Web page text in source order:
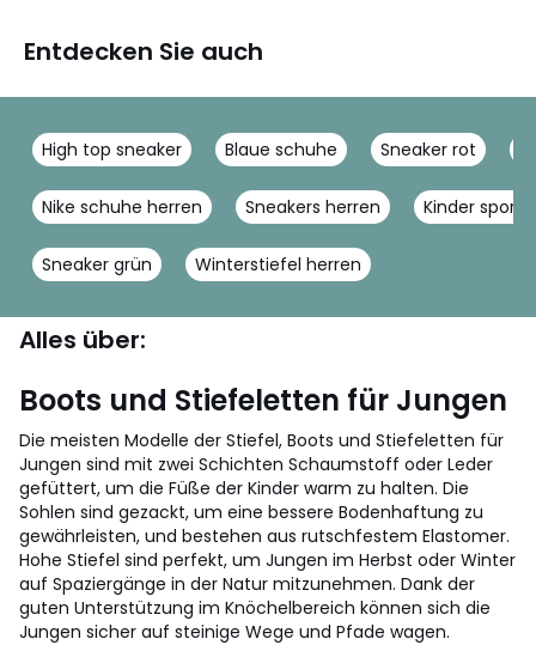
Entdecken Sie auch
High top sneaker Blaue schuhe Sneaker rot
Nike schuhe herren Sneakers herren Kinder sport
Sneaker grün Winterstiefel herren
Alles über:
Boots und Stiefeletten für Jungen
Die meisten Modelle der Stiefel, Boots und Stiefeletten für
Jungen sind mit zwei Schichten Schaumstoff oder Leder
gefüttert, um die Füße der Kinder warm zu halten. Die
Sohlen sind gezackt, um eine bessere Bodenhaftung zu
gewährleisten, und bestehen aus rutschfestem Elastomer.
Hohe Stiefel sind perfekt, um Jungen im Herbst oder Winter
auf Spaziergänge in der Natur mitzunehmen. Dank der
guten Unterstützung im Knöchelbereich können sich die
Jungen sicher auf steinige Wege und Pfade wagen.